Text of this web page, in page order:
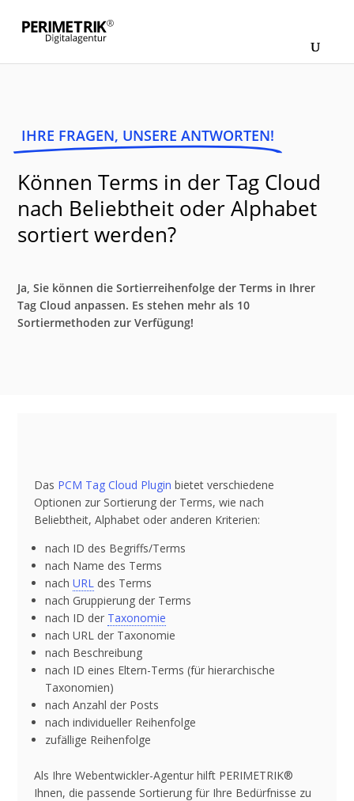
IHRE FRAGEN, UNSERE ANTWORTEN!
Können Terms in der Tag Cloud
nach Beliebtheit oder Alphabet
sortiert werden?
Ja, Sie können die Sortierreihenfolge der Terms in Ihrer
Tag Cloud anpassen. Es stehen mehr als 10
Sortiermethoden zur Verfügung!
Das PCM Tag Cloud Plugin bietet verschiedene
Optionen zur Sortierung der Terms, wie nach
Beliebtheit, Alphabet oder anderen Kriterien:
nach ID des Begriffs/Terms
nach Name des Terms
nach URL des Terms
nach Gruppierung der Terms
nach ID der Taxonomie
nach URL der Taxonomie
nach Beschreibung
nach ID eines Eltern-Terms (für hierarchische
Taxonomien)
nach Anzahl der Posts
nach individueller Reihenfolge
zufällige Reihenfolge
Als Ihre Webentwickler-Agentur hilft PERIMETRIK®
Ihnen, die passende Sortierung für Ihre Bedürfnisse zu